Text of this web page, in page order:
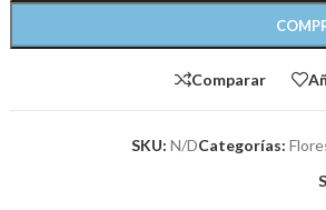
Comparar
SKU: N/DCategorías: